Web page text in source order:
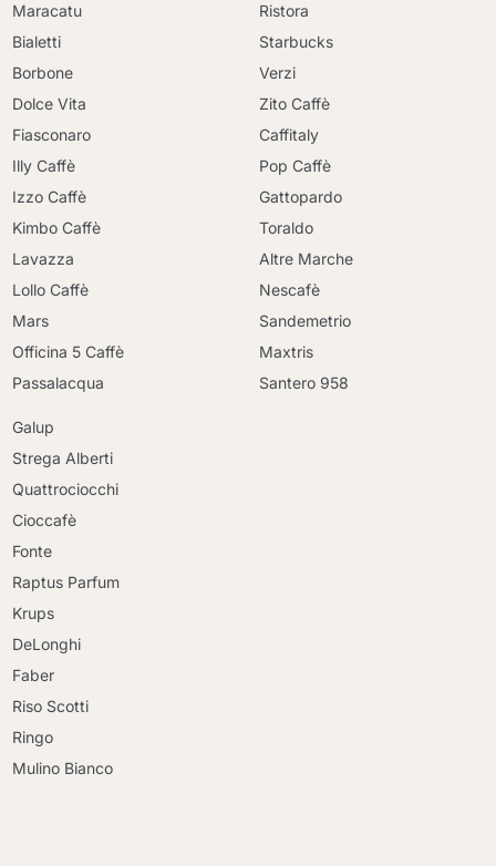
Maracatu
Bialetti
Borbone
Dolce Vita
Fiasconaro
Illy Caffè
Izzo Caffè
Kimbo Caffè
Lavazza
Lollo Caffè
Mars
Officina 5 Caffè
Passalacqua
Ristora
Starbucks
Verzi
Zito Caffè
Caffitaly
Pop Caffè
Gattopardo
Toraldo
Altre Marche
Nescafè
Sandemetrio
Maxtris
Santero 958
Galup
Strega Alberti
Quattrociocchi
Cioccafè
Fonte
Raptus Parfum
Krups
DeLonghi
Faber
Riso Scotti
Ringo
Mulino Bianco